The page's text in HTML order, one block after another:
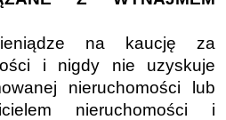
na kaucję za
i nigdy nie uzyskuje
nieruchomości lub
nieruchomości i